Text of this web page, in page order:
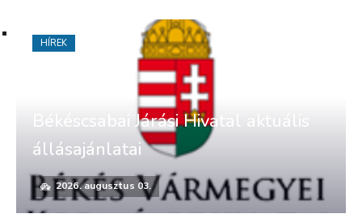
Békéscsabai Járási Hivatal aktuális
állásajánlatai
2026. augusztus 03.
HÍREK